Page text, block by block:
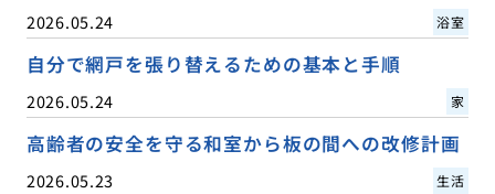
2026.05.24 浴室
自分で網戸を張り替えるための基本と手順
2026.05.24 家
高齢者の安全を守る和室から板の間への改修計画
2026.05.23 生活